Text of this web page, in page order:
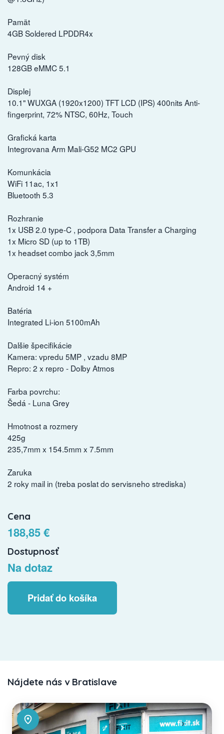
Pamät
4GB Soldered LPDDR4x
Pevný disk
128GB eMMC 5.1
Displej
10.1" WUXGA (1920x1200) TFT LCD (IPS) 400nits Anti-
fingerprint, 72% NTSC, 60Hz, Touch
Grafická karta
Integrovana Arm Mali-G52 MC2 GPU
Komunkácia
WiFi 11ac, 1x1
Bluetooth 5.3
Rozhranie
1x USB 2.0 type-C , podpora Data Transfer a Charging
1x Micro SD (up to 1TB)
1x headset combo jack 3,5mm
Operacný systém
Android 14 +
Batéria
Integrated Li-ion 5100mAh
Dalšie špecifikácie
Kamera: vpredu 5MP , vzadu 8MP
Repro: 2 x repro - Dolby Atmos
Farba povrchu:
Šedá - Luna Grey
Hmotnost a rozmery
425g
235,7mm x 154.5mm x 7.5mm
Zaruka
2 roky mail in (treba poslat do servisneho strediska)
Cena
188,85 €
Dostupnosť
Na dotaz
Pridať do košíka
Nájdete nás v Bratislave